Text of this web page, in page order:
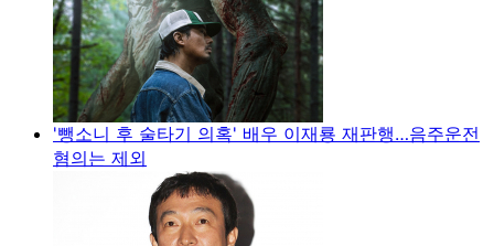
'뺑소니 후 술타기 의혹' 배우 이재룡 재판행…음주운전
혐의는 제외